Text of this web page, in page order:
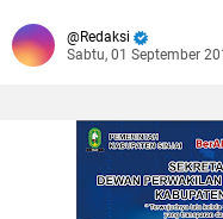
Redaksi
Sabtu, 01 September